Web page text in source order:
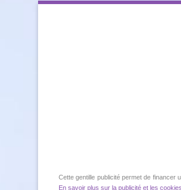
Cette gentille publicité permet de financer
En savoir plus sur la publicité et les cookies